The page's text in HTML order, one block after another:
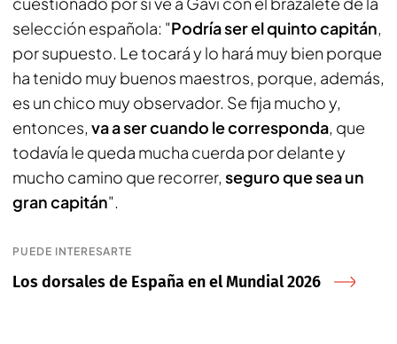
selección española: "Podría ser el quinto capitán,
por supuesto. Le tocará y lo hará muy bien porque
ha tenido muy buenos maestros, porque, además,
es un chico muy observador. Se fija mucho y,
entonces, va a ser cuando le corresponda, que
todavía le queda mucha cuerda por delante y
mucho camino que recorrer, seguro que sea un
gran capitán".
PUEDE INTERESARTE
Los dorsales de España en el Mundial 2026